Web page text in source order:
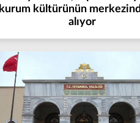
kurum kültürünün
alıyor